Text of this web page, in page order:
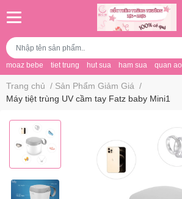
moaz bebe tiet trung hut sua ham sua quan ao
Trang chủ / Sản Phẩm Giảm Giá /
Máy tiệt trùng UV cầm tay Fatz baby Mini1